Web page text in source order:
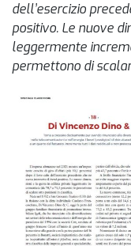
dell’esercizio
positivo. Le nuove
leggermente
permettono di